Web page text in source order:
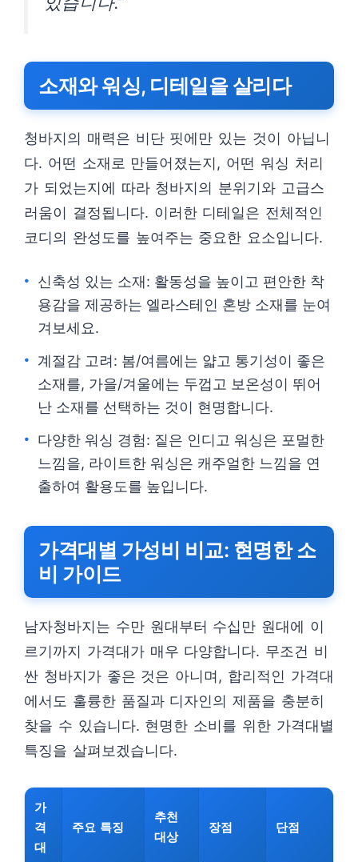
소재와 워싱, 디테일을 살리다
청바지의 매력은 비단 핏에만 있는 것이 아닙니
다. 어떤 소재로 만들어졌는지, 어떤 워싱 처리
가 되었는지에 따라 청바지의 분위기와 고급스
러움이 결정됩니다. 이러한 디테일은 전체적인
코디의 완성도를 높여주는 중요한 요소입니다.
신축성 있는 소재: 활동성을 높이고 편안한 착
용감을 제공하는 엘라스테인 혼방 소재를 눈여
겨보세요.
계절감 고려: 봄/여름에는 얇고 통기성이 좋은
소재를, 가을/겨울에는 두껍고 보온성이 뛰어
난 소재를 선택하는 것이 현명합니다.
다양한 워싱 경험: 짙은 인디고 워싱은 포멀한
느낌을, 라이트한 워싱은 캐주얼한 느낌을 연
출하여 활용도를 높입니다.
가격대별 가성비 비교: 현명한 소
비 가이드
남자청바지는 수만 원대부터 수십만 원대에 이
르기까지 가격대가 매우 다양합니다. 무조건 비
싼 청바지가 좋은 것은 아니며, 합리적인 가격대
에서도 훌륭한 품질과 디자인의 제품을 충분히
찾을 수 있습니다. 현명한 소비를 위한 가격대별
특징을 살펴보겠습니다.
가
격
대
주요 특징
추천
대상
장점 단점